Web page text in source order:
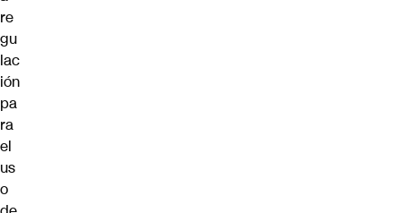
re
gu
lac
ión
pa
ra
el
us
o